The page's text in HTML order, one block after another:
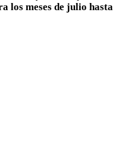
los meses de julio